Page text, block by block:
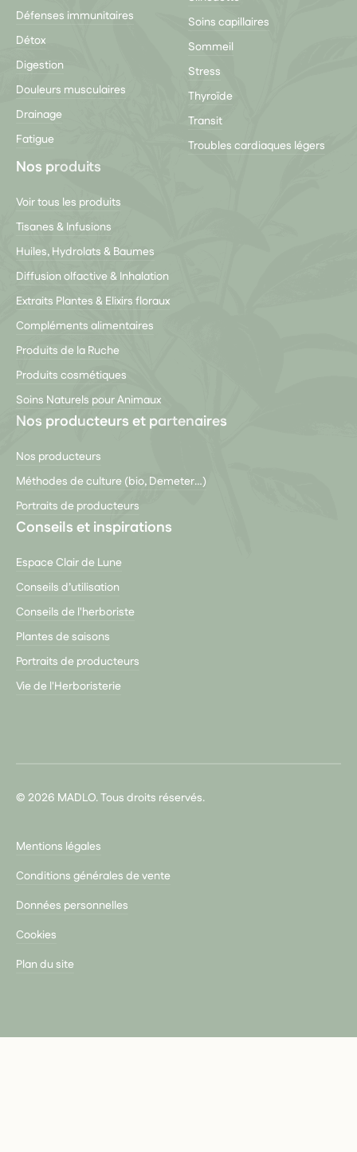
Défenses immunitaires
Détox
Digestion
Douleurs musculaires
Drainage
Fatigue
Soins capillaires
Sommeil
Stress
Thyroïde
Transit
Troubles cardiaques légers
Nos produits
Voir tous les produits
Tisanes & Infusions
Huiles, Hydrolats & Baumes
Diffusion olfactive & Inhalation
Extraits Plantes & Elixirs floraux
Compléments alimentaires
Produits de la Ruche
Produits cosmétiques
Soins Naturels pour Animaux
Nos producteurs et partenaires
Nos producteurs
Méthodes de culture (bio, Demeter…)
Portraits de producteurs
Conseils et inspirations
Espace Clair de Lune
Conseils d’utilisation
Conseils de l'herboriste
Plantes de saisons
Portraits de producteurs
Vie de l'Herboristerie
© 2026 MADLO. Tous droits réservés.
Mentions légales
Conditions générales de vente
Données personnelles
Cookies
Plan du site